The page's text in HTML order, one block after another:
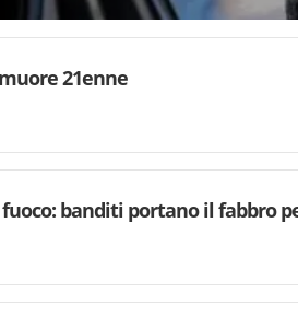
21enne
banditi portano il fabbro